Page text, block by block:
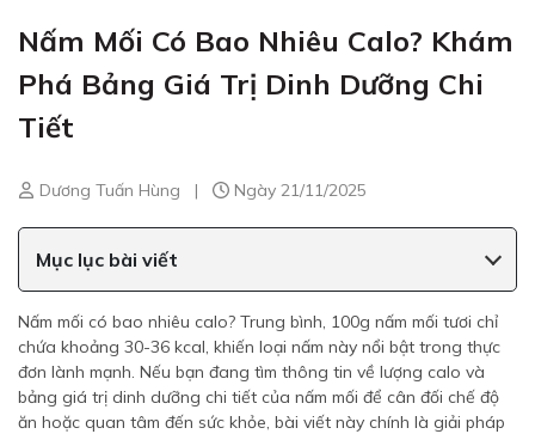
Nấm Mối Có Bao Nhiêu Calo? Khám
Phá Bảng Giá Trị Dinh Dưỡng Chi
Tiết
Dương Tuấn Hùng | Ngày 21/11/2025
Mục lục bài viết
Nấm mối có bao nhiêu calo? Trung bình, 100g nấm mối tươi chỉ
chứa khoảng 30-36 kcal, khiến loại nấm này nổi bật trong thực
đơn lành mạnh. Nếu bạn đang tìm thông tin về lượng calo và
bảng giá trị dinh dưỡng chi tiết của nấm mối để cân đối chế độ
ăn hoặc quan tâm đến sức khỏe, bài viết này chính là giải pháp